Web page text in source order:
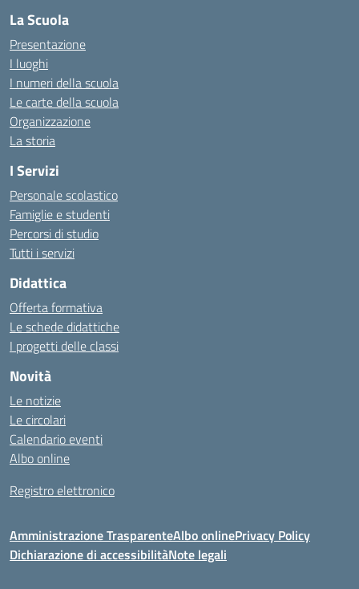
La Scuola
Presentazione
I luoghi
I numeri della scuola
Le carte della scuola
Organizzazione
La storia
I Servizi
Personale scolastico
Famiglie e studenti
Percorsi di studio
Tutti i servizi
Didattica
Offerta formativa
Le schede didattiche
I progetti delle classi
Novità
Le notizie
Le circolari
Calendario eventi
Albo online
Registro elettronico
Amministrazione TrasparenteAlbo onlinePrivacy Policy
Dichiarazione di accessibilitàNote legali